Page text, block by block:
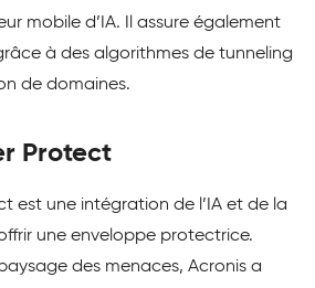
mobile d’IA. Il assure également
à des algorithmes de tunneling
de domaines.
Protect
est une intégration de l’IA et de la
une enveloppe protectrice.
des menaces, Acronis a